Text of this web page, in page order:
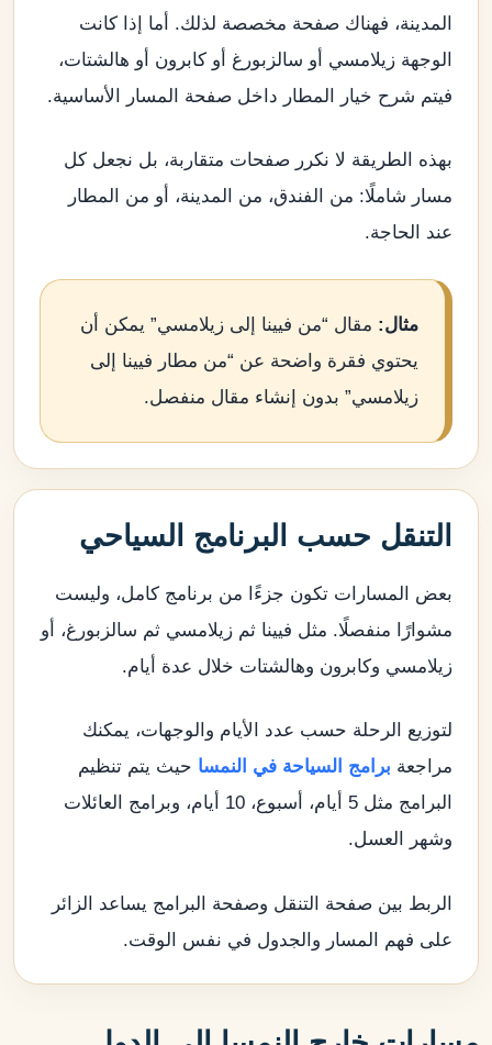
المدينة، فهناك صفحة مخصصة لذلك. أما إذا كانت
الوجهة زيلامسي أو سالزبورغ أو كابرون أو هالشتات،
فيتم شرح خيار المطار داخل صفحة المسار الأساسية.
بهذه الطريقة لا نكرر صفحات متقاربة، بل نجعل كل
مسار شاملًا: من الفندق، من المدينة، أو من المطار
عند الحاجة.
مثال: مقال “من فيينا إلى زيلامسي” يمكن أن
يحتوي فقرة واضحة عن “من مطار فيينا إلى
زيلامسي” بدون إنشاء مقال منفصل.
التنقل حسب البرنامج السياحي
بعض المسارات تكون جزءًا من برنامج كامل، وليست
مشوارًا منفصلًا. مثل فيينا ثم زيلامسي ثم سالزبورغ، أو
زيلامسي وكابرون وهالشتات خلال عدة أيام.
لتوزيع الرحلة حسب عدد الأيام والوجهات، يمكنك
مراجعة برامج السياحة في النمسا حيث يتم تنظيم
البرامج مثل 5 أيام، أسبوع، 10 أيام، وبرامج العائلات
وشهر العسل.
الربط بين صفحة التنقل وصفحة البرامج يساعد الزائر
على فهم المسار والجدول في نفس الوقت.